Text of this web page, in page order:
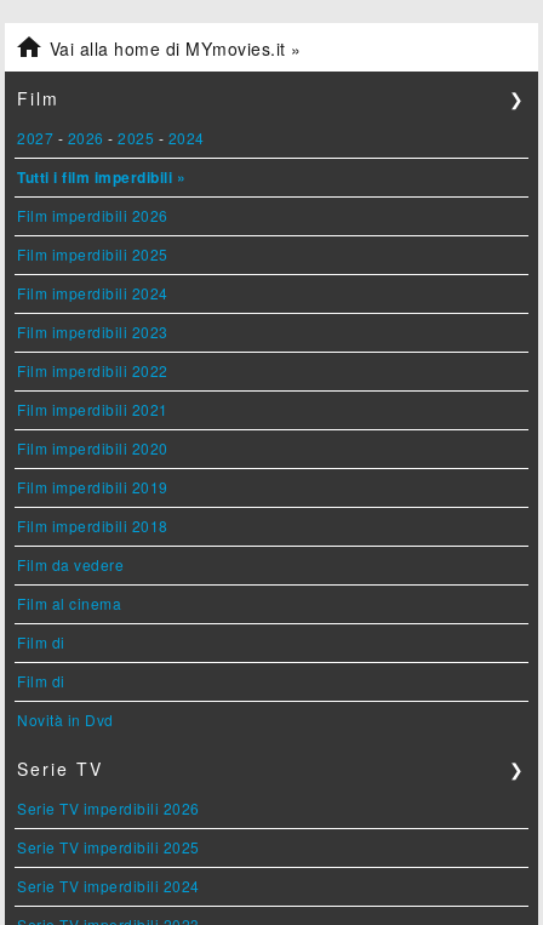
 Vai alla home di MYmovies.it »
Film ❯
2027 - 2026 -2025 - 2024
Tutti i film imperdibili »
Film imperdibili 2026
Film imperdibili 2025
Film imperdibili 2024
Film imperdibili 2023
Film imperdibili 2022
Film imperdibili 2021
Film imperdibili 2020
Film imperdibili 2019
Film imperdibili 2018
Film da vedere
Film al cinema
Film di
Film di
Novità in Dvd
Serie TV ❯
Serie TV imperdibili 2026
Serie TV imperdibili 2025
Serie TV imperdibili 2024